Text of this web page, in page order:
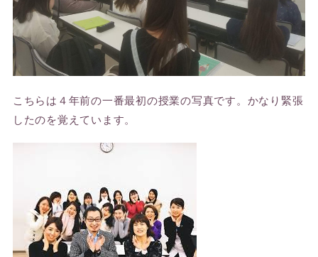
こちらは４年前の一番最初の授業の写真です。かなり緊張
したのを覚えています。